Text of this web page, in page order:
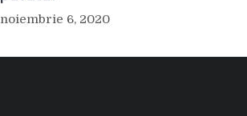
noiembrie 6, 2020